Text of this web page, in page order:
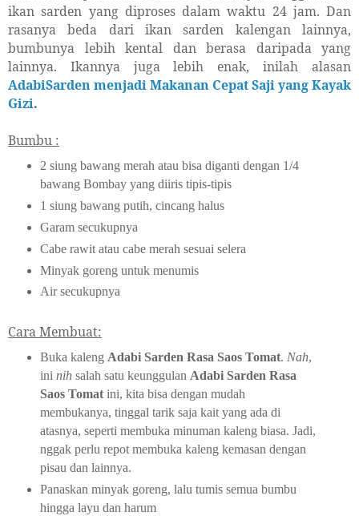
ikan sarden yang diproses dalam waktu 24 jam. Dan
rasanya beda dari ikan sarden kalengan lainnya,
bumbunya lebih kental dan berasa daripada yang
lainnya. Ikannya juga lebih enak, inilah alasan
AdabiSarden menjadi Makanan Cepat Saji yang Kayak
Gizi.
Bumbu :
2 siung bawang merah atau bisa diganti dengan 1/4
bawang Bombay yang diiris tipis-tipis
1 siung bawang putih, cincang halus
Garam secukupnya
Cabe rawit atau cabe merah sesuai selera
Minyak goreng untuk menumis
Air secukupnya
Cara Membuat:
Buka kaleng Adabi Sarden Rasa Saos Tomat. Nah,
ini nihsalah satu keunggulan Adabi Sarden Rasa
Saos Tomatini, kita bisa dengan mudah
membukanya, tinggal tarik saja kait yang ada di
atasnya, seperti membuka minuman kaleng biasa. Jadi,
nggak perlu repot membuka kaleng kemasan dengan
pisau dan lainnya.
Panaskan minyak goreng, lalu tumis semua bumbu
hingga layu dan harum